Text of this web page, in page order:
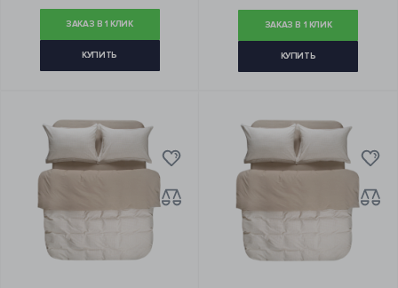
ЗАКАЗ В 1 КЛИК
КУПИТЬ
ЗАКАЗ В 1 КЛИК
КУПИТЬ